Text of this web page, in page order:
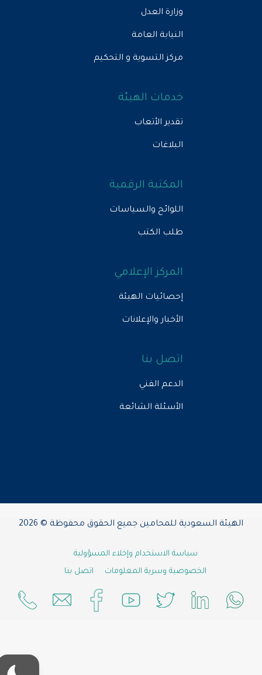
وزارة العدل
النيابة العامة
مركز التسوية و التحكيم
خدمات الهيئة
تقدير الأتعاب
البلاغات
المكتبة الرقمية
اللوائح والسياسات
طلب الكتب
المركز الإعلامي
إحصائيات الهيئة
الأخبار والإعلانات
اتصل بنا
الدعم الفني
الأسئلة الشائعة
الهيئة السعودية للمحامين جميع الحقوق محفوظة © 2026
سياسة الاستخدام وإخلاء المسؤولية
الخصوصية وسرية المعلومات
اتصل بنا